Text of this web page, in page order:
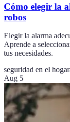
Cómo elegir la
robos
Elegir la alarma
Aprende a
tus necesidades.
seguridad en el hogar
Aug 5